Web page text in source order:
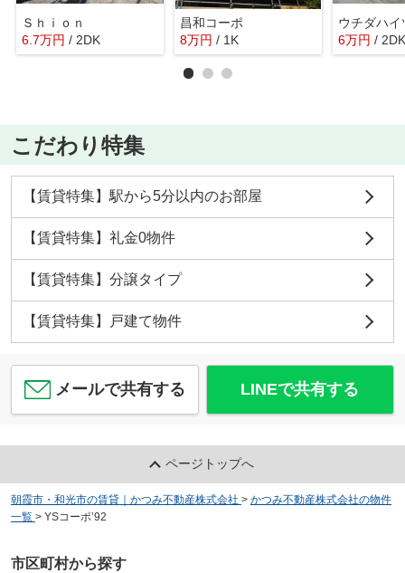
Ｓｈｉｏｎ
6.7万円 / 2DK
昌和コーポ
8万円 / 1K
ウチダハイ
6万円 / 2DK
こだわり特集
【賃貸特集】駅から5分以内のお部屋
【賃貸特集】礼金0物件
【賃貸特集】分譲タイプ
【賃貸特集】戸建て物件
メールで共有する LINEで共有する
ページトップへ
朝霞市・和光市の賃貸｜かつみ不動産株式会社 > かつみ不動産株式会社の物件
一覧 > YSコーポ’92
市区町村から探す